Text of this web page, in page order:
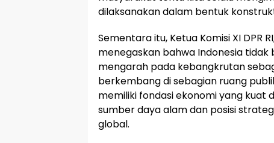
dilaksanakan dalam bentuk
Sementara itu, Ketua Komisi XI DPR
menegaskan bahwa Indonesia tidak
mengarah pada kebangkrutan
berkembang di sebagian ruang
memiliki fondasi ekonomi yang kuat
sumber daya alam dan posisi
global.